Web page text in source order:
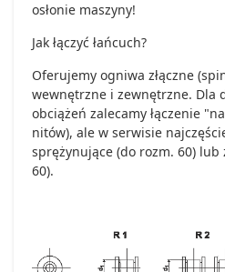
osłonie maszyny!
Jak łączyć łańcuch?
Oferujemy ogniwa złączne
wewnętrzne i zewnętrzne. Dla
obciążeń zalecamy łączenie
nitów), ale w serwisie
sprężynujące (do rozm. 60) lub
60).